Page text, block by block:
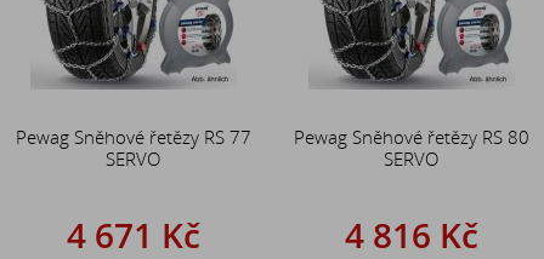
Pewag Sněhové řetězy RS 77
SERVO
4 671 Kč
Pewag Sněhové řetězy RS 80
SERVO
4 816 Kč